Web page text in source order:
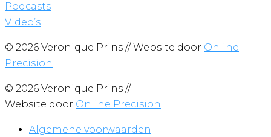
Podcasts
Video’s
© 2026 Veronique Prins // Website door Online
Precision
© 2026 Veronique Prins //
Website door Online Precision
Algemene voorwaarden